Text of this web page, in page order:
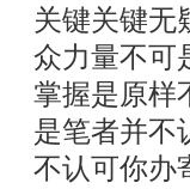
关键关键无
众力量不可
掌握是原样
是笔者并不
不认可你办